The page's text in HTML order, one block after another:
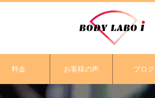
料金 お客様の声 ブログ